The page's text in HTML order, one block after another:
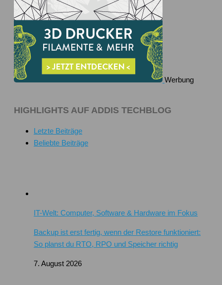
Werbung
HIGHLIGHTS AUF ADDIS TECHBLOG
Letzte Beiträge
Beliebte Beiträge
IT-Welt: Computer, Software & Hardware im Fokus
Backup ist erst fertig, wenn der Restore funktioniert:
So planst du RTO, RPO und Speicher richtig
7. August 2026